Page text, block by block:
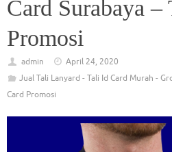
Card Surabaya
Promosi
admin
April 24, 2020
Jual Tali Lanyard - Tali Id Card Murah -
Card Promosi